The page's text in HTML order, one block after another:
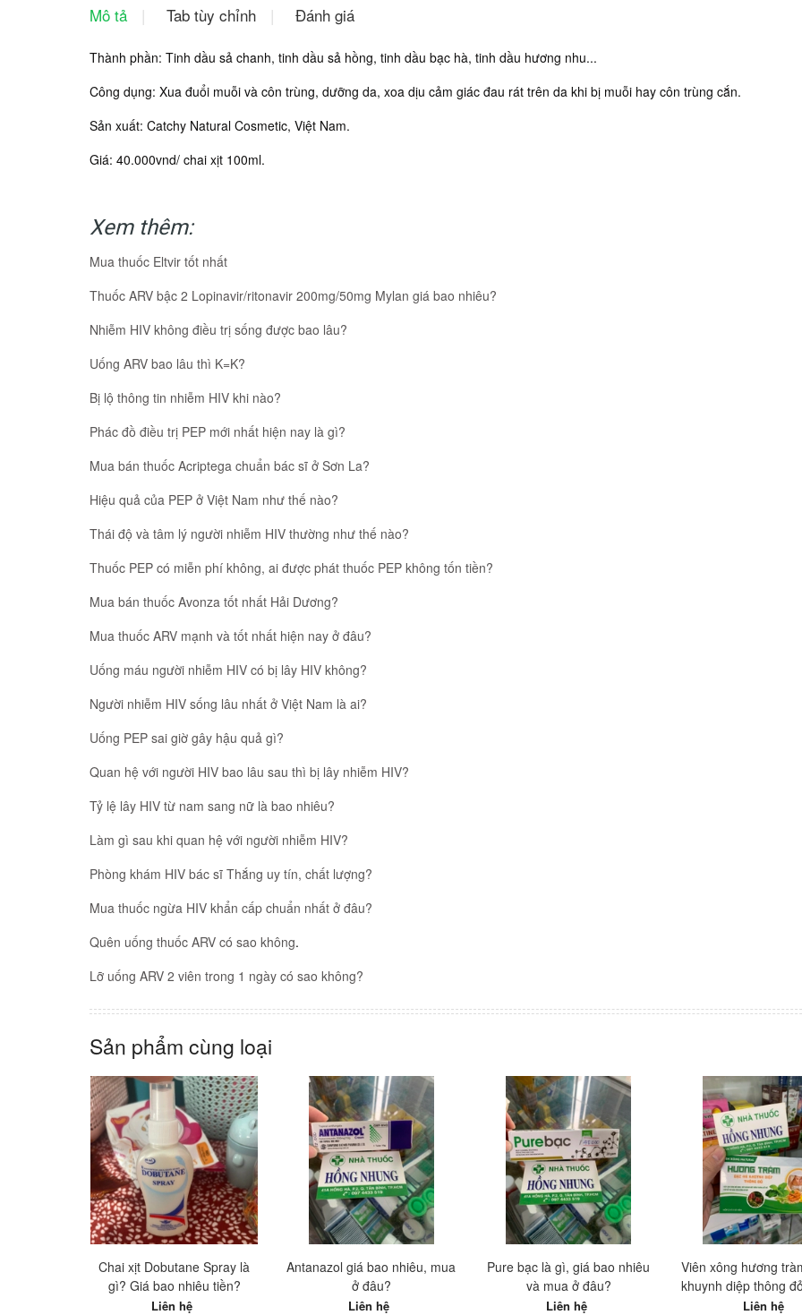
Mô tả Tab tùy chỉnh Đánh giá
Thành phần: Tinh dầu sả chanh, tinh dầu sả hồng, tinh dầu bạc hà, tinh dầu hương nhu...
Công dụng: Xua đuổi muỗi và côn trùng, dưỡng da, xoa dịu cảm giác đau rát trên da khi bị muỗi hay côn trùng cắn.
Sản xuất: Catchy Natural Cosmetic, Việt Nam.
Giá: 40.000vnd/ chai xịt 100ml.
Xem thêm:
Mua thuốc Eltvir tốt nhất
Thuốc ARV bậc 2 Lopinavir/ritonavir 200mg/50mg Mylan giá bao nhiêu?
Nhiễm HIV không điều trị sống được bao lâu?
Uống ARV bao lâu thì K=K?
Bị lộ thông tin nhiễm HIV khi nào?
Phác đồ điều trị PEP mới nhất hiện nay là gì?
Mua bán thuốc Acriptega chuẩn bác sĩ ở Sơn La?
Hiệu quả của PEP ở Việt Nam như thế nào?
Thái độ và tâm lý người nhiễm HIV thường như thế nào?
Thuốc PEP có miễn phí không, ai được phát thuốc PEP không tốn tiền?
Mua bán thuốc Avonza tốt nhất Hải Dương?
Mua thuốc ARV mạnh và tốt nhất hiện nay ở đâu?
Uống máu người nhiễm HIV có bị lây HIV không?
Người nhiễm HIV sống lâu nhất ở Việt Nam là ai?
Uống PEP sai giờ gây hậu quả gì?
Quan hệ với người HIV bao lâu sau thì bị lây nhiễm HIV?
Tỷ lệ lây HIV từ nam sang nữ là bao nhiêu?
Làm gì sau khi quan hệ với người nhiễm HIV?
Phòng khám HIV bác sĩ Thắng uy tín, chất lượng?
Mua thuốc ngừa HIV khẩn cấp chuẩn nhất ở đâu?
Quên uống thuốc ARV có sao không.
Lỡ uống ARV 2 viên trong 1 ngày có sao không?
Sản phẩm cùng loại
Chai xịt Dobutane Spray là
gì? Giá bao nhiêu tiền?
Liên hệ
Antanazol giá bao nhiêu, mua
ở đâu?
Liên hệ
Pure bạc là gì, giá bao nhiêu
và mua ở đâu?
Liên hệ
Viên xông hương
khuynh diệp thông
nhiêu, mua ở đâu
Liên hệ